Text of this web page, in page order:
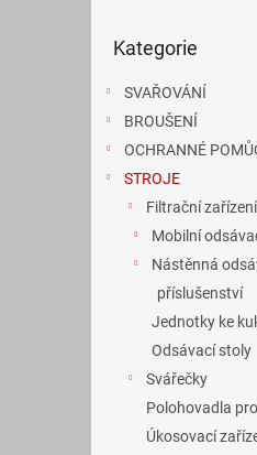
kategorie
Kategorie
SVAŘOVÁNÍ
BROUŠENÍ
OCHRANNÉ
STROJE
Filtrační zařízení
Mobilní
Nástěnná
příslušenství
Jednotky ke
Odsávací stoly
Svářečky
Polohovadla
Úkosovací